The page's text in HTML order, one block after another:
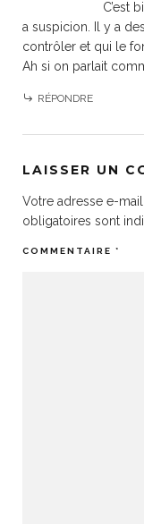
C’est
a suspicion. Il y a
contrôler et qui le
Ah si on parlait
RÉPONDRE
LAISSER UN
Votre adresse e-
obligatoires sont
COMMENTAIRE *